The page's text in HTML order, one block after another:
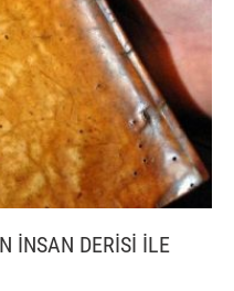
İNSAN DERİSİ İLE